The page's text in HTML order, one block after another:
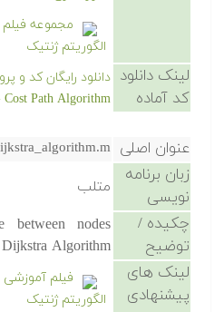
مجموعه
الگوریتم ژنتیک
لینک دانلود
کد آماده
Cost Path Algorithm - کلیک کنید.
عنوان اصلی
زبان برنامه
نویسی
متلب
چکیده /
توضیح
between nodes
Algorithm.
لینک های
پیشنهادی
فیلم آموزشی
الگوریتم ژنتیک